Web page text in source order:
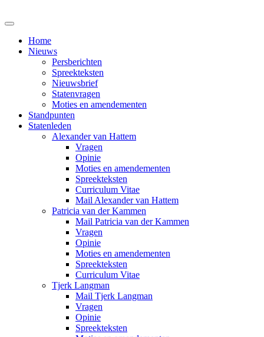
Home
Nieuws
Persberichten
Spreekteksten
Nieuwsbrief
Statenvragen
Moties en amendementen
Standpunten
Statenleden
Alexander van Hattem
Vragen
Opinie
Moties en amendementen
Spreekteksten
Curriculum Vitae
Mail Alexander van Hattem
Patricia van der Kammen
Mail Patricia van der Kammen
Vragen
Opinie
Moties en amendementen
Spreekteksten
Curriculum Vitae
Tjerk Langman
Mail Tjerk Langman
Vragen
Opinie
Spreekteksten